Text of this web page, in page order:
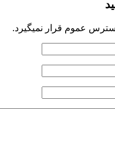
عموم قرار نمیگیرد.